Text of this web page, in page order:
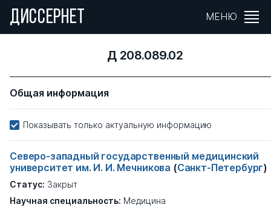
ДИССЕРНЕТ МЕНЮ
Д 208.089.02
Общая информация
Показывать только актуальную информацию
Северо-западный государственный медицинский
университет им. И. И. Мечникова (Санкт-Петербург)
Статус: Закрыт
Научная специальность: Медицина